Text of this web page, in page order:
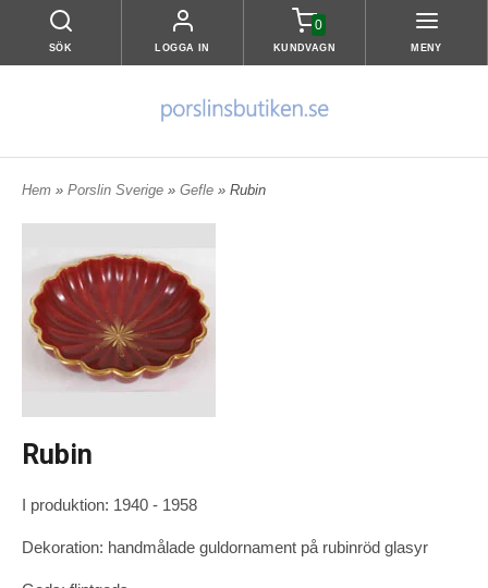
SÖK LOGGA IN
0
KUNDVAGN MENY
Hem » Porslin Sverige » Gefle » Rubin
Rubin
I produktion: 1940 - 1958
Dekoration: handmålade guldornament på rubinröd glasyr